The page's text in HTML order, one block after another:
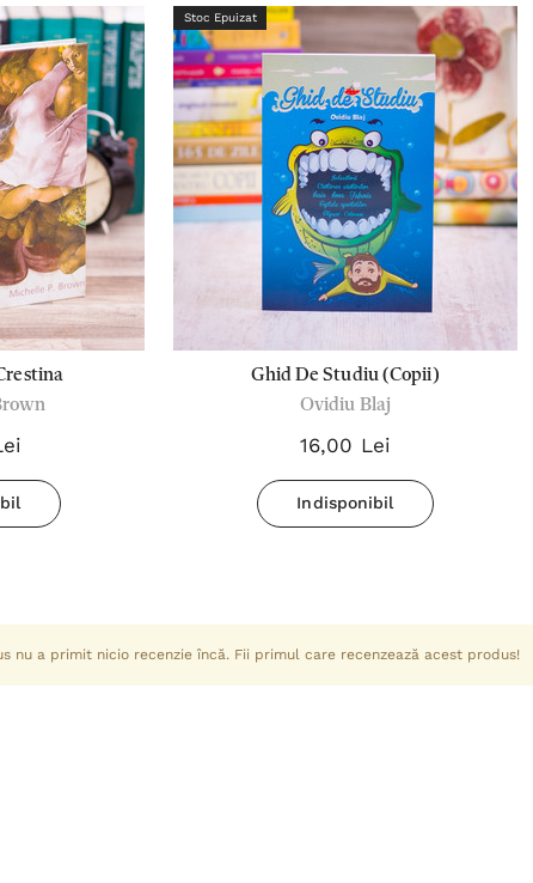
Stoc Epuizat
Ghid De Studiu (Copii)
Ovidiu Blaj
16,00 Lei
Indisponibil
nu a primit nicio recenzie încă. Fii primul care recenzează acest produs!